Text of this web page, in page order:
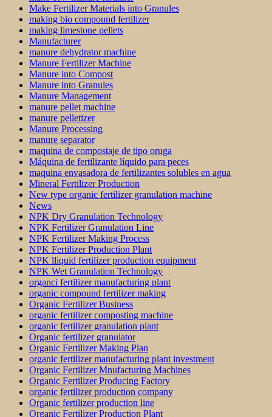
Make Fertilizer Materials into Granules
making bio compound fertilizer
making limestone pellets
Manufacturer
manure dehydrator machine
Manure Fertilizer Machine
Manure into Compost
Manure into Granules
Manure Management
manure pellet machine
manure pelletizer
Manure Processing
manure separator
maquina de compostaje de tipo oruga
Máquina de fertilizante líquido para peces
maquina envasadora de fertilizantes solubles en agua
Mineral Fertilizer Production
New type organic fertilizer granulation machine
News
NPK Dry Granulation Technology
NPK Fertilizer Granulation Line
NPK Fertilizer Making Process
NPK Fertilizer Production Plant
NPK lliquid fertilizer production equipment
NPK Wet Granulation Technology
organci fertilizer manufacturing plant
organic compound fertilizer making
Organic Fertilizer Business
organic fertilizer composting machine
organic fertilizer granulation plant
Organic fertilizer granulator
Organic Fertilizer Making Plan
organic fertilizer manufacturing plant investment
Organic Fertilizer Mnufacturing Machines
Organic Fertilizer Producing Factory
organic fertilizer production company
Organic fertilizer production line
Organic Fertilizer Production Plant